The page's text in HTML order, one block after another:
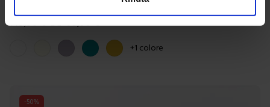
149,90€ Da 99,90€
MalvaOttanioSenape
+1 colore
-50%